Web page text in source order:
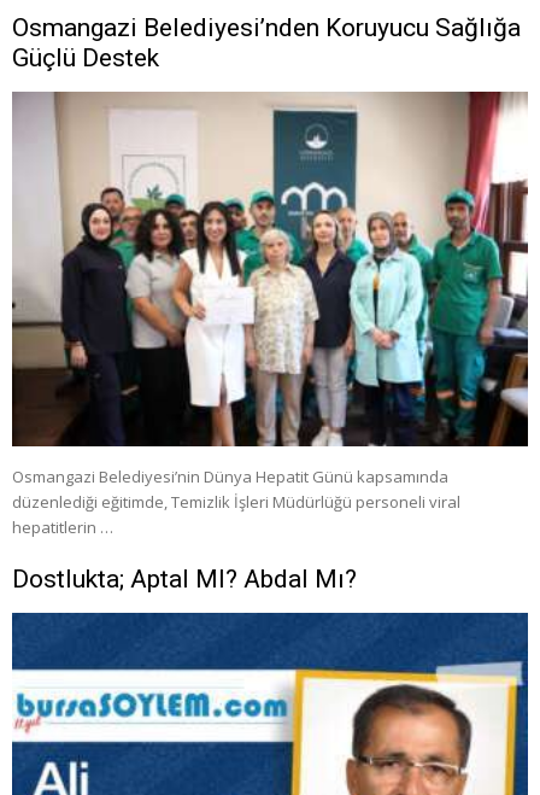
Osmangazi Belediyesi’nden Koruyucu Sağlığa
Güçlü Destek
Osmangazi Belediyesi’nin Dünya Hepatit Günü kapsamında
düzenlediği eğitimde, Temizlik İşleri Müdürlüğü personeli viral
hepatitlerin …
Dostlukta; Aptal MI? Abdal Mı?